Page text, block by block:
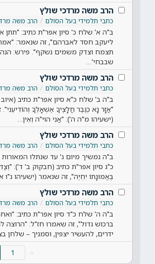
הרב משה מרדכי שולץ
כתבי תלמידי בעל הסולם הרב משה
ב"ה א' שלח כ' סיון אפר"ת כתיב: "תתן
ליעקב חסד לאברהם", זה שנאמר:
תצמח וצדק משמים נשקף". פירש:
שבבחי'…
הרב משה מרדכי שולץ
כתבי תלמידי בעל הסולם הרב משה
ב"ה ב' שלח כ"א סיון אפר"ת כתיב
"אֲזָר נָא כְגֶבֶר חֲלָצֶיךָ אֶשְׁאָלְךָ
(ישעיהו מ"ה ה'): "אֲנִי הוי"ה וְאֵין…
הרב משה מרדכי שולץ
כתבי תלמידי בעל הסולם הרב משה
ב"ה נמשיך מיום ג' עד שנתלו
כ"ג סיון אפר"ת כתיב (חבקוק ב' ד'):
בֶּאֱמוּנָתוֹ יִחְיֶה", זה שנאמר (ישעיהו נ"ו
הרב משה מרדכי שולץ
כתבי תלמידי בעל הסולם הרב משה
ב"ה ה' שלח כ"ד סיון אפר"ת כתיב:
ברכוש גדול", זה שאמרו חז"ל: "הרוצה
ידרים, להעשיר יצפין, וסמניך – שלחן